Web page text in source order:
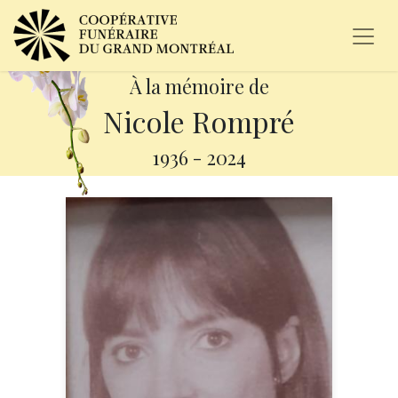
À la mémoire de
Nicole Rompré
1936 - 2024